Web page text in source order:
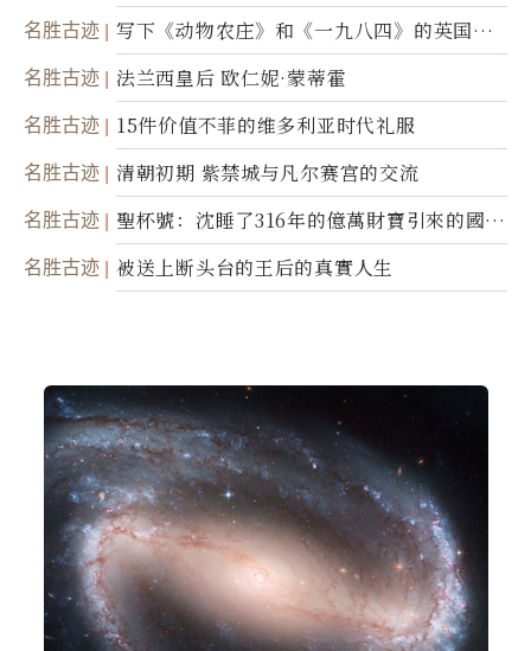
名胜古迹
写下《动物农庄》和《一九八四》的英国作
家乔治．欧威尔
名胜古迹 法兰西皇后 欧仁妮·蒙蒂霍
名胜古迹 15件价值不菲的维多利亚时代礼服
名胜古迹 清朝初期 紫禁城与凡尔赛宫的交流
名胜古迹
聖杯號：沈睡了316年的億萬財寶引來的國際
糾紛
名胜古迹 被送上断头台的王后的真實人生